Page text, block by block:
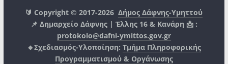
🔰 Copyright © 2017-2026Δήμος Δάφνης-Υμηττού
📌 Δημαρχείο Δάφνης | Έλλης 16 & Κανάρη 📩 :
protokolo@dafni-ymittos.gov.gr
🔹Σχεδιασμός-Υλοποίηση: Τμήμα Πληροφορικής
Προγραμματισμού & Οργάνωσης